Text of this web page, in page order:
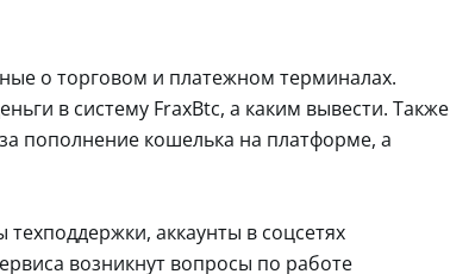
о торговом и платежном терминалах.
в систему FraxBtc, а каким вывести. Также
пополнение кошелька на платформе, а
аккаунты в соцсетях
возникнут вопросы по работе